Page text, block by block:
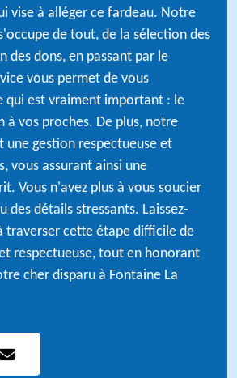
vise à alléger ce fardeau. Notre
de tout, de la sélection des
des dons, en passant par le
vous permet de vous
qui est vraiment important : le
à vos proches. De plus, notre
une gestion respectueuse et
vous assurant ainsi une
Vous n'avez plus à vous soucier
des détails stressants. Laissez-
traverser cette étape difficile de
respectueuse, tout en honorant
cher disparu à Fontaine La